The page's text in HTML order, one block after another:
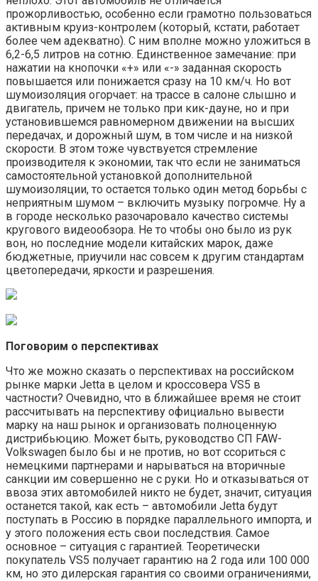
прожорливостью, особенно если грамотно пользоваться
активным круиз-контролем (который, кстати, работает
более чем адекватно). С ним вполне можно уложиться в
6,2-6,5 литров на сотню. Единственное замечание: при
нажатии на кнопочки «+» или «-» заданная скорость
повышается или понижается сразу на 10 км/ч. Но вот
шумоизоляция огорчает: на трассе в салоне слышно и
двигатель, причем не только при кик-дауне, но и при
установившемся равномерном движении на высших
передачах, и дорожный шум, в том числе и на низкой
скорости. В этом тоже чувствуется стремление
производителя к экономии, так что если не заниматься
самостоятельной установкой дополнительной
шумоизоляции, то остается только один метод борьбы с
неприятным шумом – включить музыку погромче. Ну а
в городе несколько разочаровало качество системы
кругового видеообзора. Не то чтобы оно было из рук
вон, но последние модели китайских марок, даже
бюджетные, приучили нас совсем к другим стандартам
цветопередачи, яркости и разрешения.
Поговорим о перспективах
Что же можно сказать о перспективах на российском
рынке марки Jetta в целом и кроссовера VS5 в
частности? Очевидно, что в ближайшее время не стоит
рассчитывать на перспективу официально вывести
марку на наш рынок и организовать полноценную
дистрибьюцию. Может быть, руководство СП FAW-
Volkswagen было бы и не против, но вот ссориться с
немецкими партнерами и нарываться на вторичные
санкции им совершенно не с руки. Но и отказываться от
ввоза этих автомобилей никто не будет, значит, ситуация
останется такой, как есть – автомобили Jetta будут
поступать в Россию в порядке параллельного импорта, и
у этого положения есть свои последствия. Самое
основное – ситуация с гарантией. Теоретически
покупатель VS5 получает гарантию на 2 года или 100 000
км, но это дилерская гарантия со своими ограничениями,